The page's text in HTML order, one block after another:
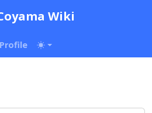
Wiki
Profile